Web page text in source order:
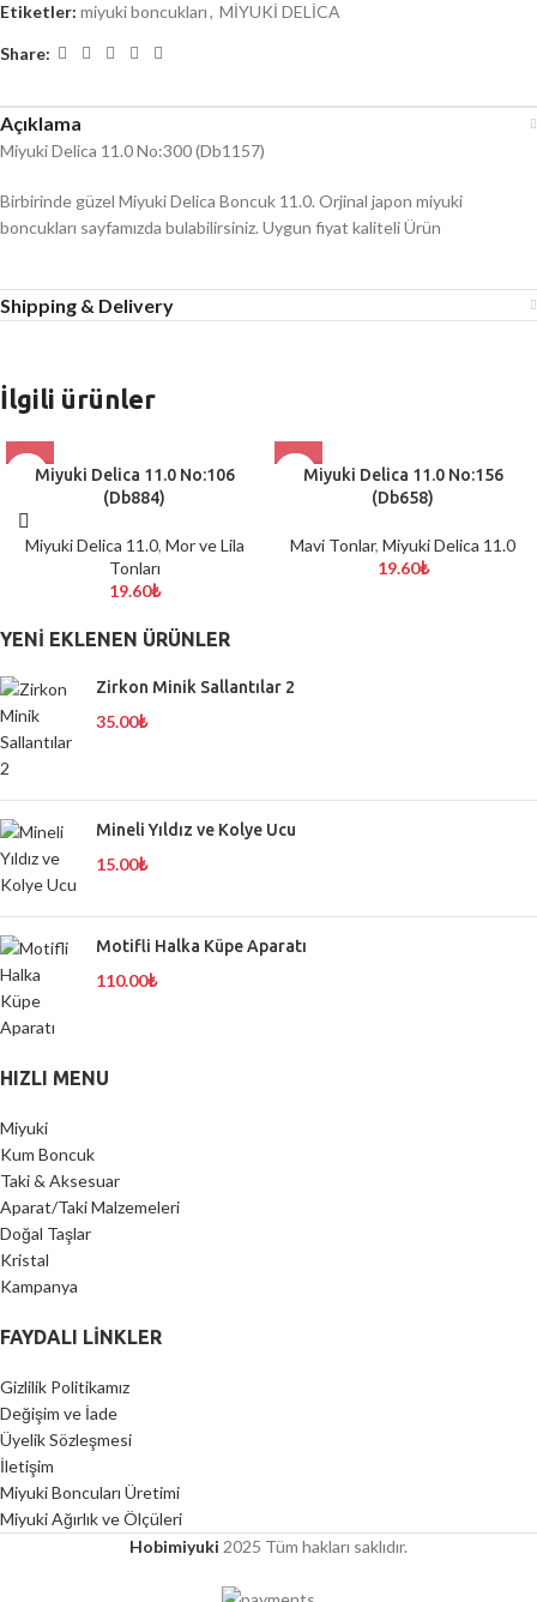
Etiketler: miyuki boncukları, MİYUKİ DELİCA
Share:
Açıklama
Miyuki Delica 11.0 No:300 (Db1157)
Birbirinde güzel Miyuki Delica Boncuk 11.0. Orjinal japon miyuki
boncukları sayfamızda bulabilirsiniz. Uygun fiyat kaliteli Ürün
Shipping & Delivery
İlgili ürünler
Miyuki Delica 11.0 No:106
(Db884)
Miyuki Delica 11.0, Mor ve Lila
Tonları
19.60₺
Miyuki Delica 11.0 No:156
(Db658)
Mavi Tonlar, Miyuki Delica 11.0
19.60₺
YENI EKLENEN ÜRÜNLER
Zirkon Minik Sallantılar 2
35.00₺
Mineli Yıldız ve Kolye Ucu
15.00₺
Motifli Halka Küpe Aparatı
110.00₺
HIZLI MENU
Miyuki
Kum Boncuk
Taki & Aksesuar
Aparat/Taki Malzemeleri
Doğal Taşlar
Kristal
Kampanya
FAYDALI LİNKLER
Gizlilik Politikamız
Değişim ve İade
Üyelik Sözleşmesi
İletişim
Miyuki Boncuları Üretimi
Miyuki Ağırlık ve Ölçüleri
Hobimiyuki 2025 Tüm hakları saklıdır.